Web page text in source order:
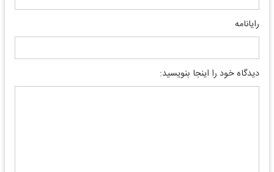
رایانامه
دیدگاه خود را اینجا بنویسید: